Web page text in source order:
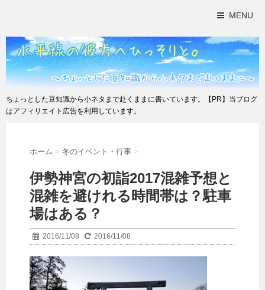
MENU
ちょっとした豆知識から小ネタまで赴くままに書いています。【PR】当ブログ
はアフィリエイト広告を利用しています。
ホーム > 冬のイベント・行事 >
伊勢神宮の初詣2017混雑予想と
混雑を避けれる時間帯は？駐車
場はある？
2016/11/08 2016/11/08